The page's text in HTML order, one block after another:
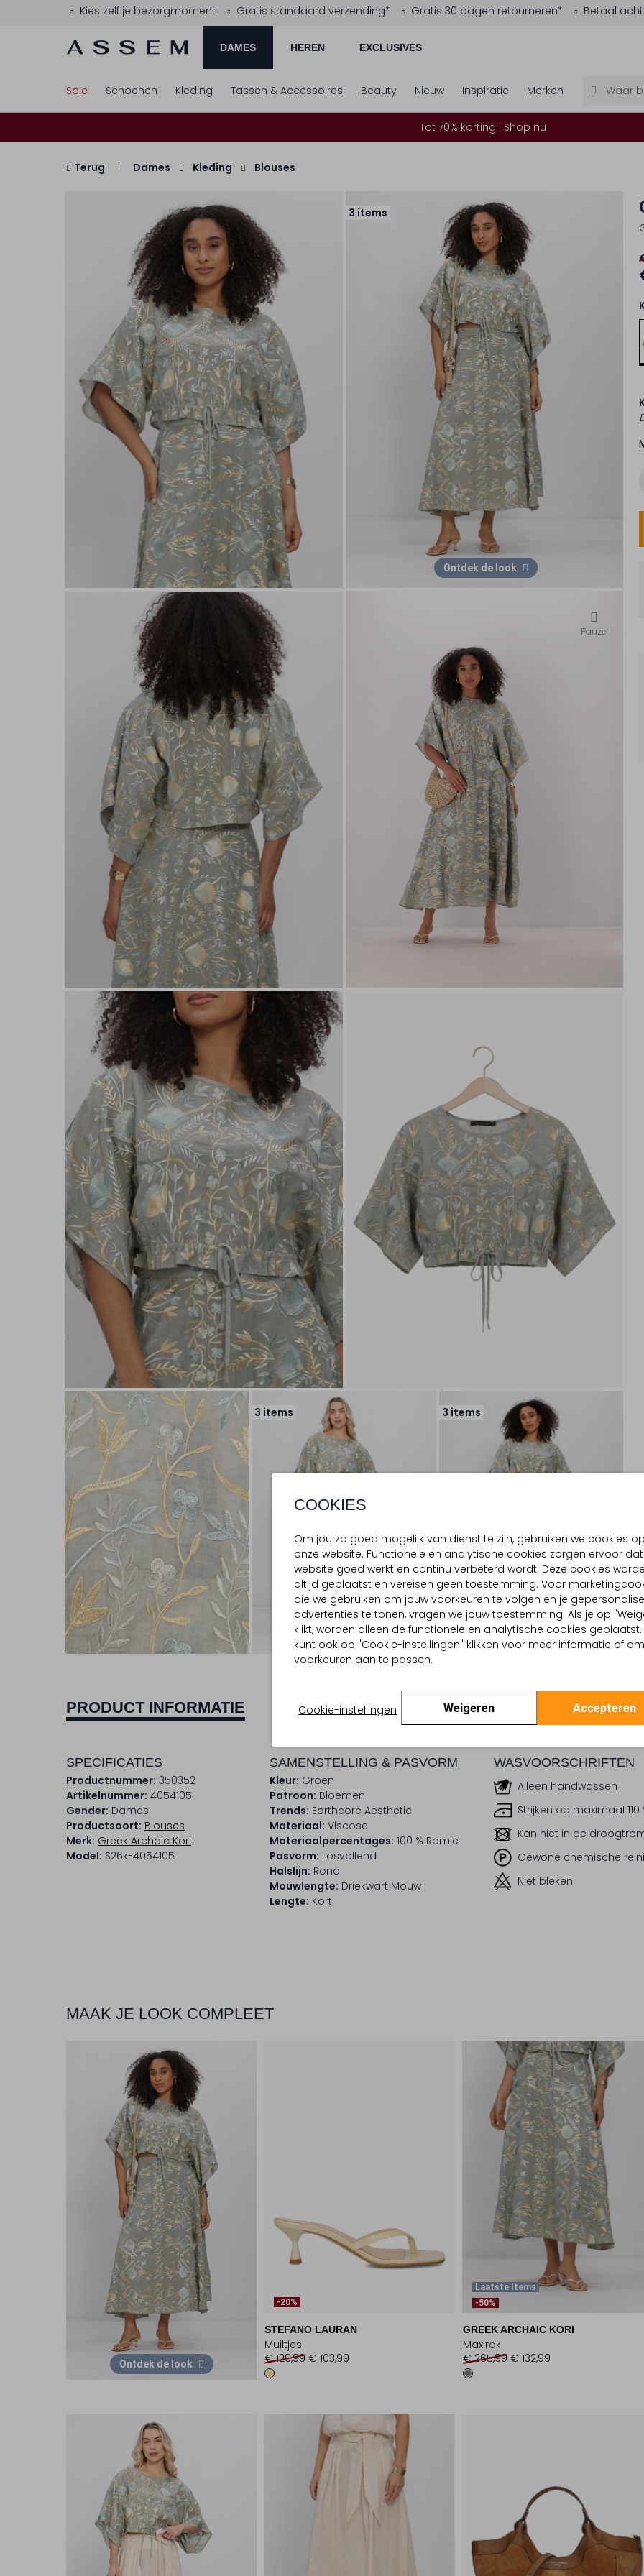
Kies zelf je bezorgmoment Gratis standaard verzending* Gratis 30 dagen retourneren* Betaal
DAMES HEREN EXCLUSIVES
COOKIES
Om jou zo goed mogelijk van dienst te zijn, gebruiken we cookies op
onze website. Functionele en analytische cookies zorgen ervoor
website goed werkt en continu verbeterd wordt. Deze cookies
altijd geplaatst en vereisen geen toestemming. Voor
die we gebruiken om jouw voorkeuren te volgen en je
advertenties te tonen, vragen we jouw toestemming. Als je op
klikt, worden alleen de functionele en analytische cookies geplaatst.
kunt ook op "Cookie-instellingen" klikken voor meer informatie of
voorkeuren aan te passen.
Cookie-instellingen Weigeren Accepteren
Sale Schoenen Kleding Tassen & Accessoires Beauty Nieuw Inspiratie Merken
Tot 70% korting | Shop nu
Terug Dames Kleding Blouses
3 items
Ontdek de look
Pauze
3 items
Ontdek de look
3 items
Ontdek de look
PRODUCT INFORMATIE BEZORGEN & RETOURNEREN
SPECIFICATIES
Productnummer: 350352
Artikelnummer: 4054105
Gender: Dames
Productsoort: Blouses
Merk: Greek Archaic Kori
Model: S26k-4054105
SAMENSTELLING & PASVORM
Kleur: Groen
Patroon: Bloemen
Trends: Earthcore Aesthetic
Materiaal: Viscose
Materiaalpercentages: 100 % Ramie
Pasvorm: Losvallend
Halslijn: Rond
Mouwlengte: Driekwart Mouw
Lengte: Kort
WASVOORSCHRIFTEN
Alleen handwassen
Strijken op maximaal 110
Kan niet in de
Gewone chemische
Niet bleken
MAAK JE LOOK COMPLEET
Ontdek de look
-20%
STEFANO LAURAN
Muiltjes
€ 129,99 € 103,99
Laatste Items
-50%
GREEK ARCHAIC KORI
Maxirok
€ 265,99 € 132,99